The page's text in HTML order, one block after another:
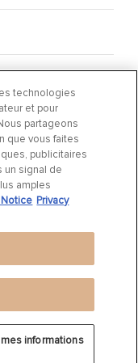
Notice|Conditions
un ou plusieurs pays.
technologies
et pour
partageons
que vous faites
publicitaires
un signal de
amples
Privacy
informations